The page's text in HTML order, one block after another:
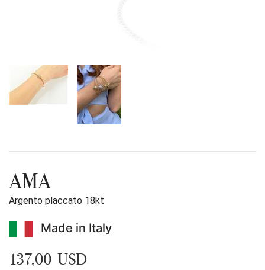
AMA
Argento placcato 18kt
Made in Italy
137,00 USD